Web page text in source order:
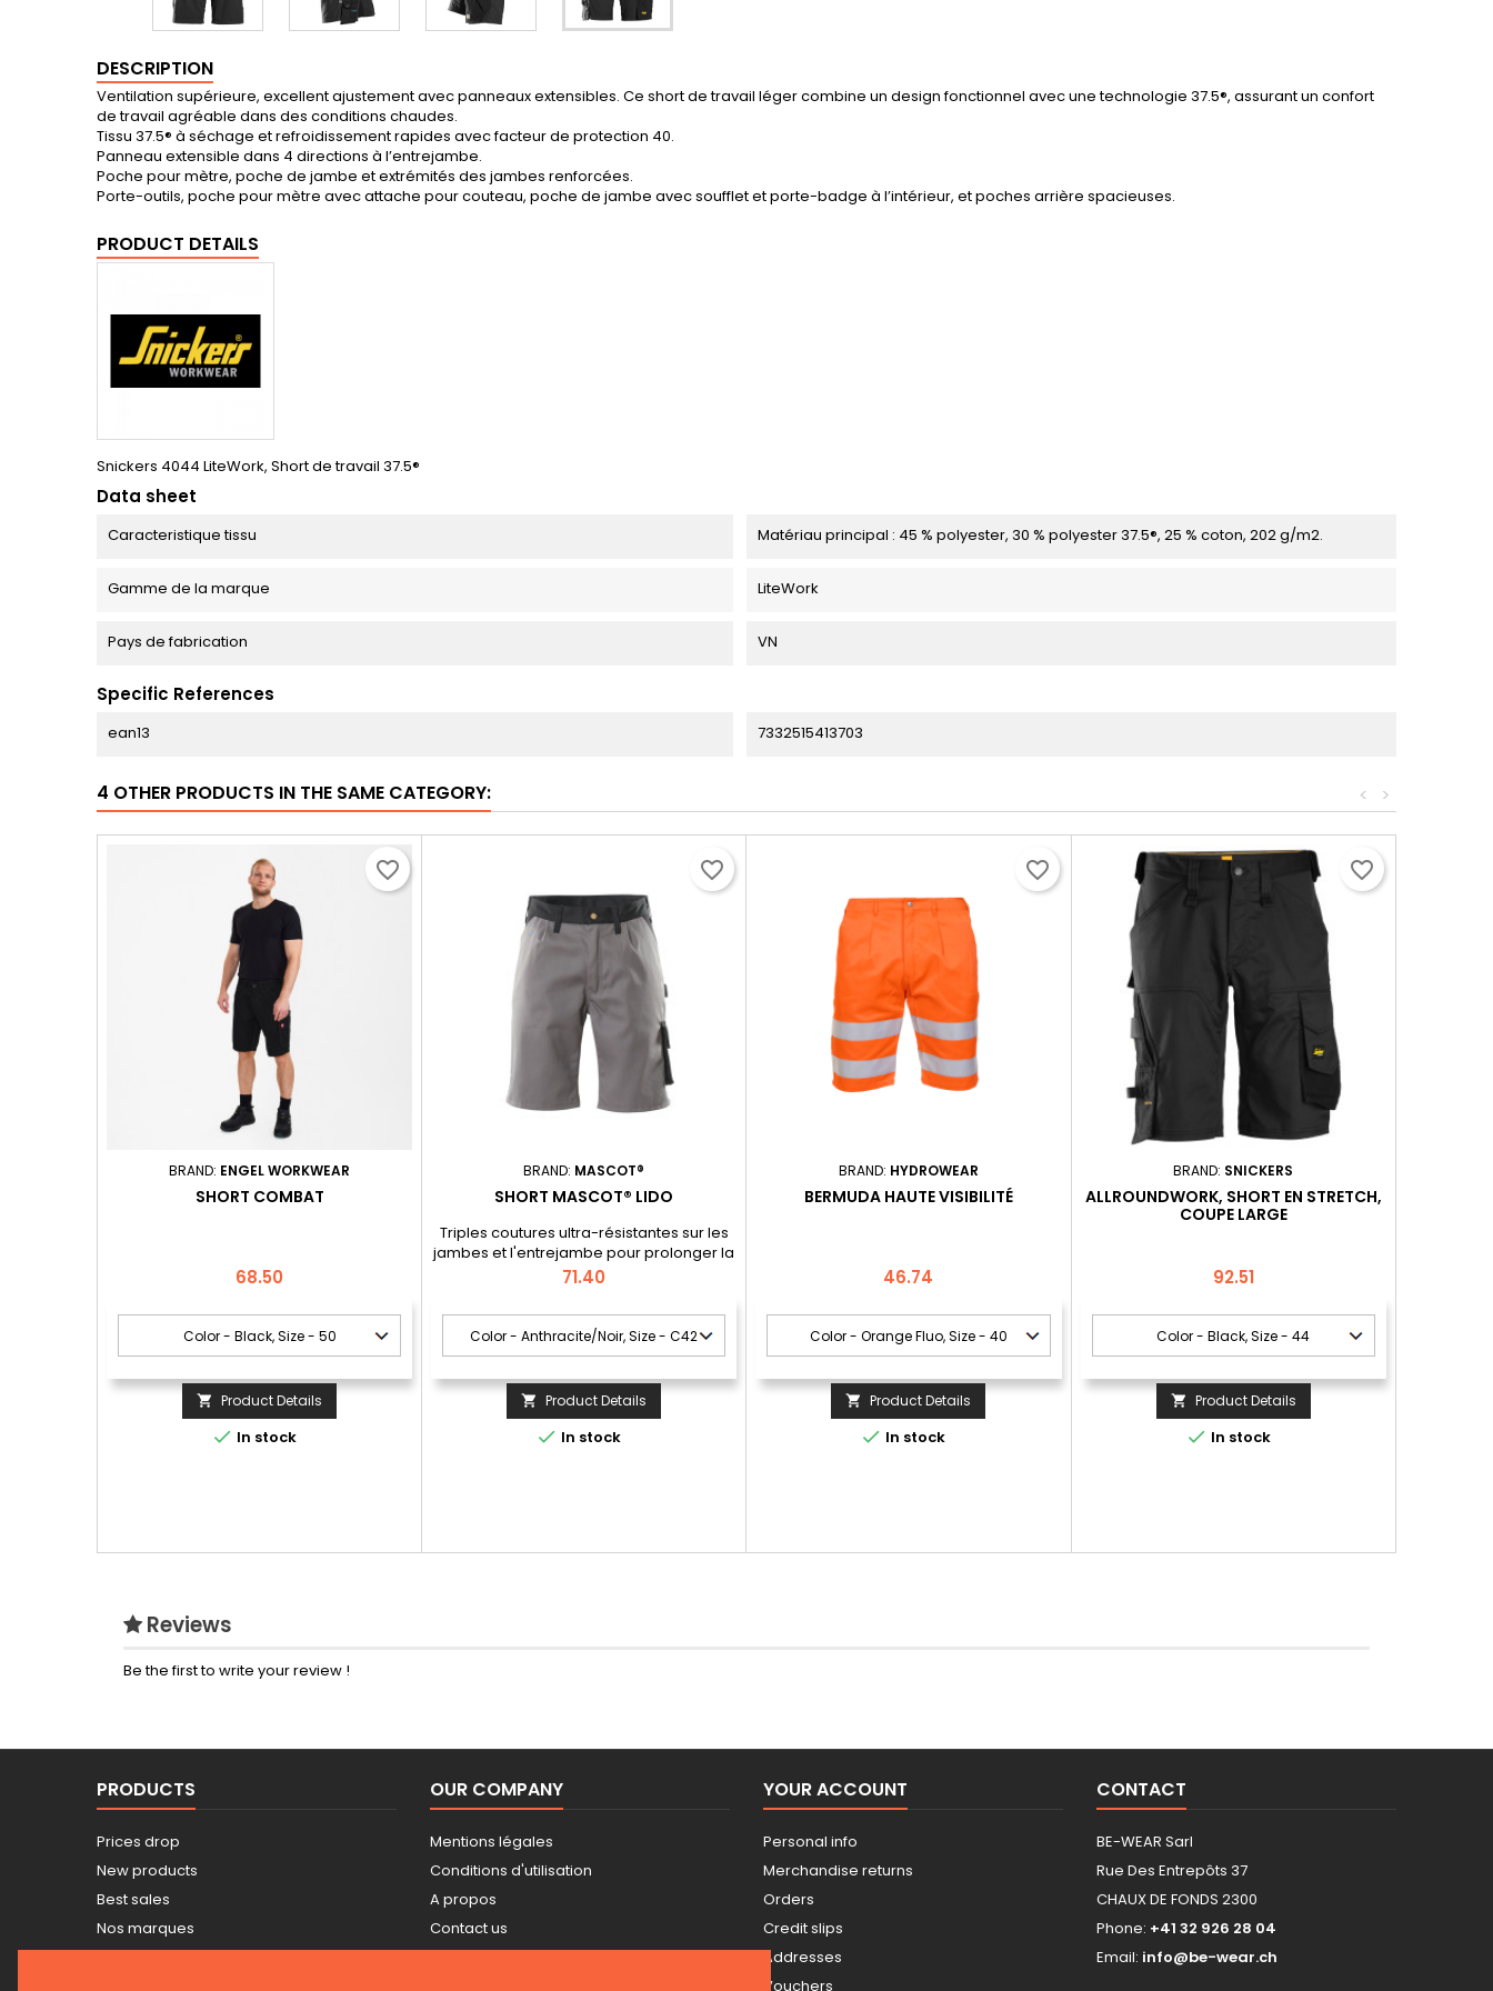
DESCRIPTION
Ventilation supérieure, excellent ajustement avec panneaux extensibles. Ce short de travail léger combine un design fonctionnel avec une technologie 37.5®, assurant un confort
de travail agréable dans des conditions chaudes.
Tissu 37.5® à séchage et refroidissement rapides avec facteur de protection 40.
Panneau extensible dans 4 directions à l’entrejambe.
Poche pour mètre, poche de jambe et extrémités des jambes renforcées.
Porte-outils, poche pour mètre avec attache pour couteau, poche de jambe avec soufflet et porte-badge à l’intérieur, et poches arrière spacieuses.
PRODUCT DETAILS
Snickers 4044 LiteWork, Short de travail 37.5®
Data sheet
Caracteristique tissu Matériau principal : 45 % polyester, 30 % polyester 37.5®, 25 % coton, 202 g/m2.
Gamme de la marque LiteWork
Pays de fabrication VN
Specific References
ean13 7332515413703
4 OTHER PRODUCTS IN THE SAME CATEGORY: >
<
BRAND: ENGEL WORKWEAR
SHORT COMBAT
Price
68.50
 Product Details
 In stock
favorite_border
BRAND: MASCOT®
SHORT MASCOT® LIDO
Triples coutures ultra-résistantes sur les
jambes et l'entrejambe pour prolonger la
durée de vie du produit.; Renforts sur les
Poche cuisse sous rabat avec fermeture
par bande auto-agrippante.; Le produit
est résistant au lavage industriel.
Price
71.40
 Product Details
 In stock
favorite_border
BRAND: HYDROWEAR
BERMUDA HAUTE VISIBILITÉ
Price
46.74
 Product Details
 In stock
favorite_border
BRAND: SNICKERS
ALLROUNDWORK, SHORT EN STRETCH,
COUPE LARGE
Price
92.51
 Product Details
 In stock
favorite_border
Reviews
Be the first to write your review !
PRODUCTS
Prices drop
New products
Best sales
Nos marques
Tarifs professionnels
OUR COMPANY
Mentions légales
Conditions d'utilisation
A propos
Contact us
Sitemap
YOUR ACCOUNT
Personal info
Merchandise returns
Orders
Credit slips
Addresses
Vouchers
CONTACT
BE-WEAR Sarl
Rue Des Entrepôts 37
CHAUX DE FONDS 2300
Phone: +41 32 926 28 04
Email: info@be-wear.ch